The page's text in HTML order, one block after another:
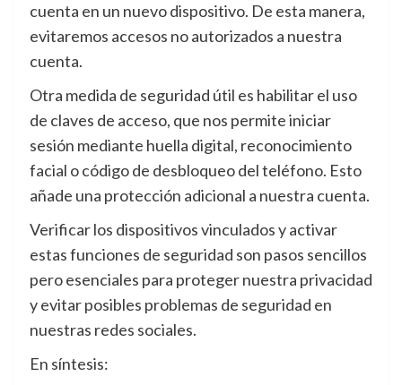
cuenta en un nuevo dispositivo. De esta manera,
evitaremos accesos no autorizados a nuestra
cuenta.
Otra medida de seguridad útil es habilitar el uso
de claves de acceso, que nos permite iniciar
sesión mediante huella digital, reconocimiento
facial o código de desbloqueo del teléfono. Esto
añade una protección adicional a nuestra cuenta.
Verificar los dispositivos vinculados y activar
estas funciones de seguridad son pasos sencillos
pero esenciales para proteger nuestra privacidad
y evitar posibles problemas de seguridad en
nuestras redes sociales.
En síntesis: